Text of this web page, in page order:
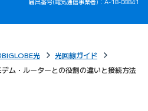
光
光回線ガイド
ム・ルーターとの役割の違いと接続方法
）